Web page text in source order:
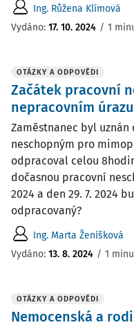
Ing. Růžena Klímová
Vydáno: 17. 10. 2024 / 1
OTÁZKY A ODPOVĚDI
Začátek pracovní
nepracovním úrazu
Zaměstnanec byl uznán
neschopným pro
odpracoval celou
dočasnou pracovní
2024 a den 29. 7. 2024
odpracovaný?
Ing. Marta Ženíšková
Vydáno: 13. 8. 2024 / 1
OTÁZKY A ODPOVĚDI
Nemocenská a